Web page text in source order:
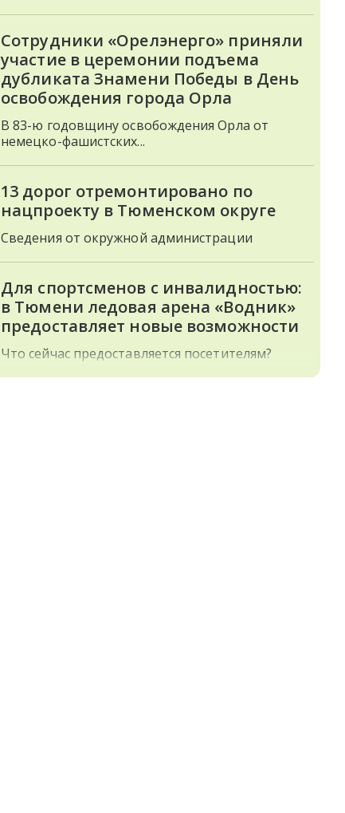
Сотрудники «Орелэнерго» приняли
участие в церемонии подъема
дубликата Знамени Победы в День
освобождения города Орла
В 83-ю годовщину освобождения Орла от
немецко-фашистских...
13 дорог отремонтировано по
нацпроекту в Тюменском округе
Сведения от окружной администрации
Для спортсменов с инвалидностью:
в Тюмени ледовая арена «Водник»
предоставляет новые возможности
Что сейчас предоставляется посетителям?